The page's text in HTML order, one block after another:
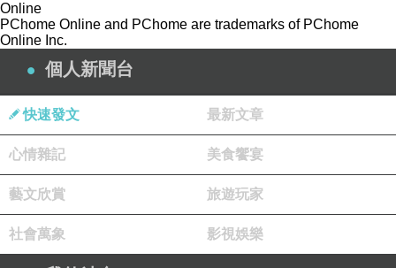
Online
PChome Online and PChome are trademarks of PChome
Online Inc.
個人新聞台
快速發文 最新文章
心情雜記 美食饗宴
藝文欣賞 旅遊玩家
社會萬象 影視娛樂